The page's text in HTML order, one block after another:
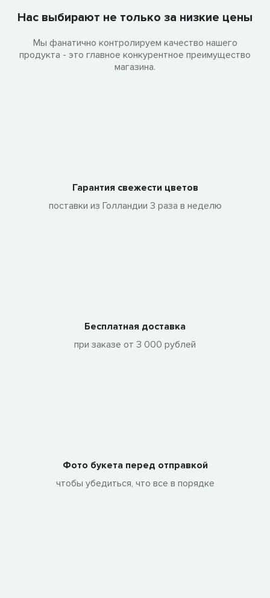
Нас выбирают не только за низкие цены
Мы фанатично контролируем качество нашего
продукта - это главное конкурентное преимущество
магазина.
Гарантия свежести цветов
поставки из Голландии 3 раза в неделю
Бесплатная доставка
при заказе от 3 000 рублей
Фото букета перед отправкой
чтобы убедиться, что все в порядке